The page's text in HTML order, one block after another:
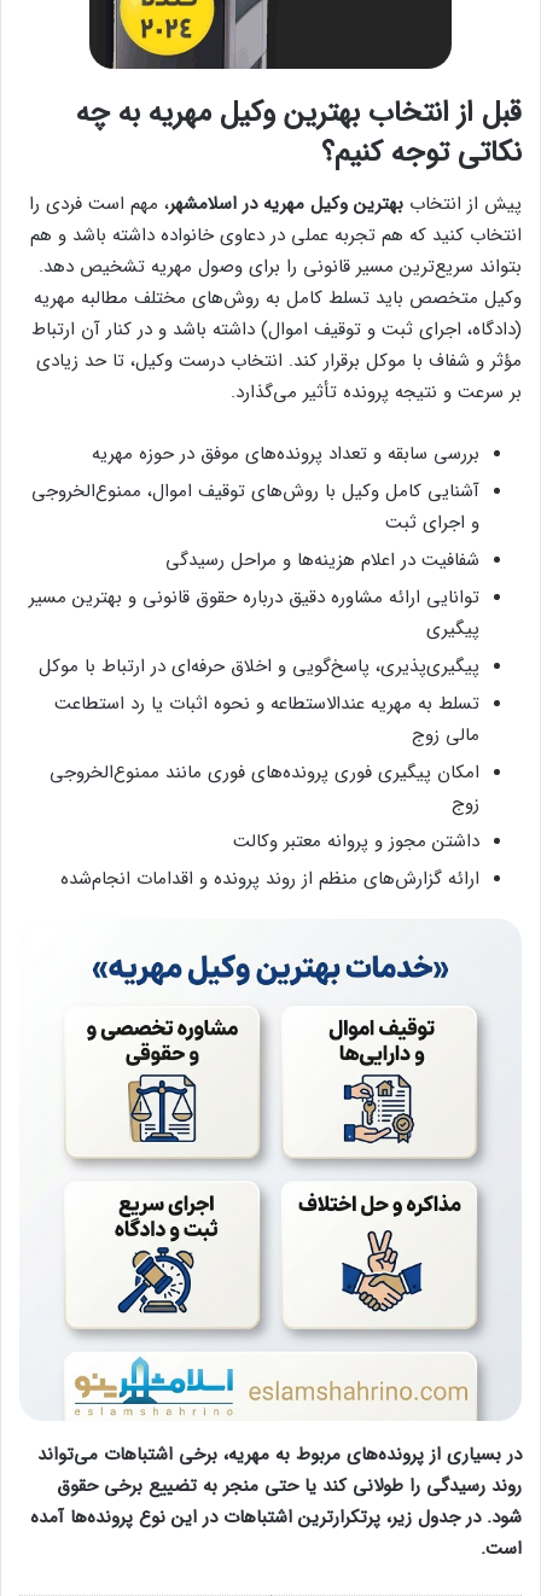
قبل از انتخاب بهترین وکیل مهریه به چه
نکاتی توجه کنیم؟
پیش از انتخاب بهترین وکیل مهریه در اسلامشهر، مهم است فردی را
انتخاب کنید که هم تجربه عملی در دعاوی خانواده داشته باشد و هم
بتواند سریع‌ترین مسیر قانونی را برای وصول مهریه تشخیص دهد.
وکیل متخصص باید تسلط کامل به روش‌های مختلف مطالبه مهریه
(دادگاه، اجرای ثبت و توقیف اموال) داشته باشد و در کنار آن ارتباط
مؤثر و شفاف با موکل برقرار کند. انتخاب درست وکیل، تا حد زیادی
بر سرعت و نتیجه پرونده تأثیر می‌گذارد.
بررسی سابقه و تعداد پرونده‌های موفق در حوزه مهریه
آشنایی کامل وکیل با روش‌های توقیف اموال، ممنوع‌الخروجی
و اجرای ثبت
شفافیت در اعلام هزینه‌ها و مراحل رسیدگی
توانایی ارائه مشاوره دقیق درباره حقوق قانونی و بهترین مسیر
پیگیری
پیگیری‌پذیری، پاسخ‌گویی و اخلاق حرفه‌ای در ارتباط با موکل
تسلط به مهریه عندالاستطاعه و نحوه اثبات یا رد استطاعت
مالی زوج
امکان پیگیری فوری پرونده‌های فوری مانند ممنوع‌الخروجی
زوج
داشتن مجوز و پروانه معتبر وکالت
ارائه گزارش‌های منظم از روند پرونده و اقدامات انجام‌شده
در بسیاری از پرونده‌های مربوط به مهریه، برخی اشتباهات می‌تواند
روند رسیدگی را طولانی کند یا حتی منجر به تضییع برخی حقوق
شود. در جدول زیر، پرتکرارترین اشتباهات در این نوع پرونده‌ها آمده
است.